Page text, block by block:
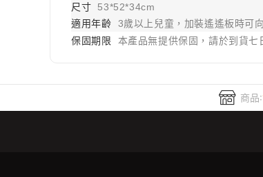
尺寸 53*52*34cm
適用年齡 3歲以上兒童，加裝遙遙板時可
保固期限 本產品無提供保固，請於到貨七
商品: